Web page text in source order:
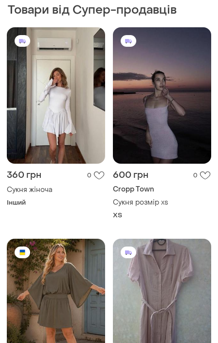
Товари від Супер-продавців
360 грн 0
Сукня жіноча
Інший
600 грн 0
Cropp Town
Сукня розмір xs
ХS